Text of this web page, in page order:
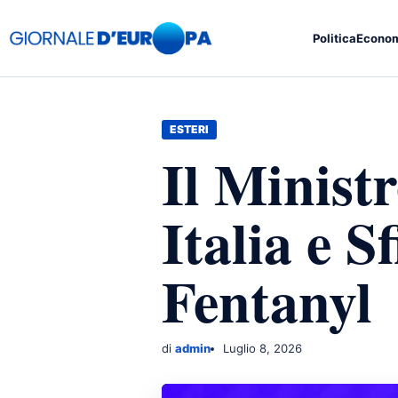
Politica
ESTERI
Il
Italia e
Fentanyl
di admin Luglio 8, 2026